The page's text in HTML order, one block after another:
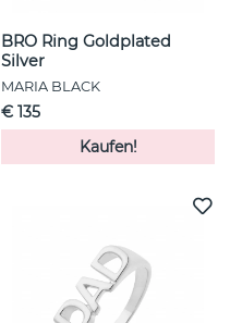
BRO Ring Goldplated
Silver
MARIA BLACK
€ 135
Kaufen!